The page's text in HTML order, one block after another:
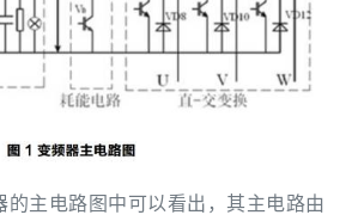
的主电路图中可以看出，其主电路由